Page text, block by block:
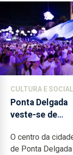
CULTURA E SOCIAL
Ponta Delgada
veste-se de
O centro da
de Ponta Delgada